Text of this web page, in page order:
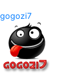
gogozi7